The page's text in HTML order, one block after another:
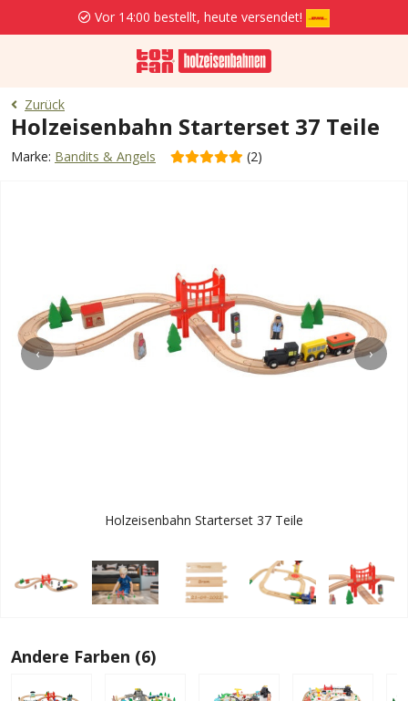
Vor 14:00 bestellt, heute versendet!
Zurück
Holzeisenbahn Starterset 37 Teile
Marke: Bandits & Angels (2)
‹ ›
Holzeisenbahn Starterset 37 Teile
Andere Farben (6)